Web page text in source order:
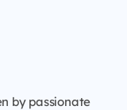
by passionate